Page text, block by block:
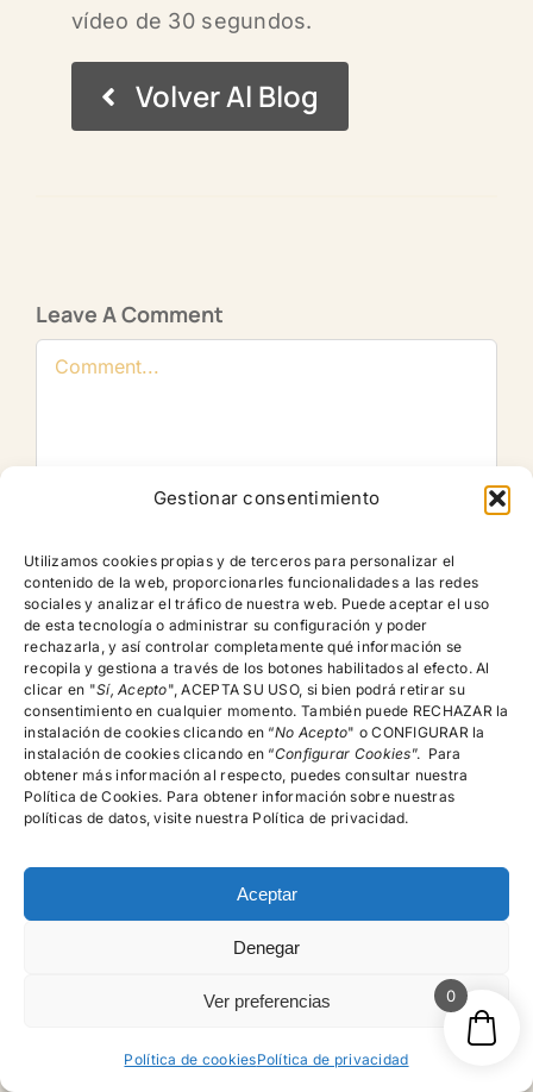
Gestionar consentimiento
Utilizamos cookies propias y de terceros para personalizar el
contenido de la web, proporcionarles funcionalidades a las redes
sociales y analizar el tráfico de nuestra web. Puede aceptar el uso
de esta tecnología o administrar su configuración y poder
rechazarla, y así controlar completamente qué información se
recopila y gestiona a través de los botones habilitados al efecto. Al
clicar en "Sí, Acepto", ACEPTA SU USO, si bien podrá retirar su
consentimiento en cualquier momento. También puede RECHAZAR la
instalación de cookies clicando en “No Acepto" o CONFIGURAR la
instalación de cookies clicando en “Configurar Cookies”. Para
obtener más información al respecto, puedes consultar nuestra
Política de Cookies. Para obtener información sobre nuestras
políticas de datos, visite nuestra Política de privacidad.
Aceptar
Denegar
Ver preferencias
Política de cookiesPolítica de privacidad
vídeo de 30 segundos.
Volver Al Blog
Leave A Comment
Comment
Artículos relacionados
0